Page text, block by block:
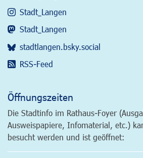
Stadt_Langen
Stadt_Langen
stadtlangen.bsky.social
RSS-Feed
Öffnungszeiten
Die Stadtinfo im Rathaus-Foyer
Ausweispapiere, Infomaterial, etc.)
besucht werden und ist geöffnet: